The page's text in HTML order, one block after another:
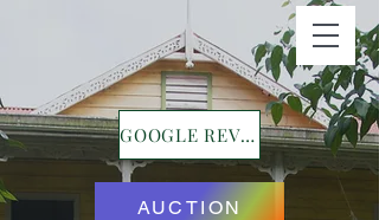
GOOGLE REVIEWS
AUCTION